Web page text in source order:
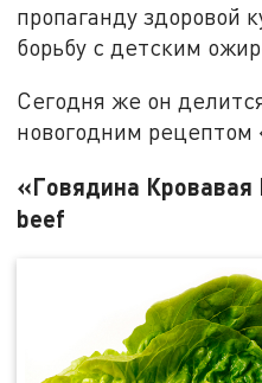
пропаганду здоровой
борьбу с детским
Сегодня же он
новогодним рецептом
«Говядина
beef